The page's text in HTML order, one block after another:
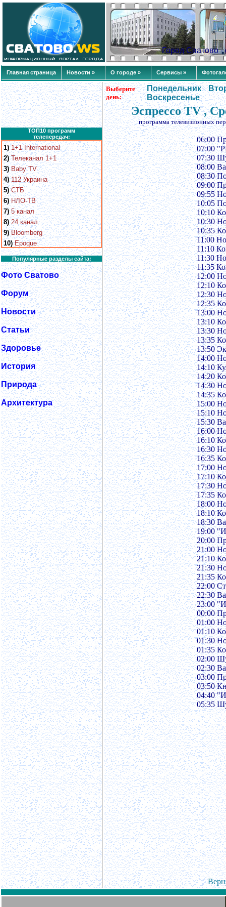
Город Сватово
Главная страница Новости » О городе » Сервисы »
ТОП10 программ
телепередач:
1) 1+1 International
2) Телеканал 1+1
3) Baby TV
4) 112 Украина
5) СТБ
6) НЛО-ТВ
7) 5 канал
8) 24 канал
9) Bloomberg
10) Epoque
Популярные разделы сайта:
Фото Сватово
Форум
Новости
Статьи
Здоровье
История
Природа
Архитектура
Выберите
день:
Понедельник
Воскресенье
Эспрессо TV ,
программа телевизионных
06:00
07:00
07:30
08:00
08:30
09:00
09:55
10:05
10:10
10:30
10:35
11:00
11:10
11:30
11:35
12:00
12:10
12:30
12:35
13:00
13:10
13:30
13:35
13:50
14:00
14:10
14:20
14:30
14:35
15:00
15:10
15:30
16:00
16:10
16:30
16:35
17:00
17:10
17:30
17:35
18:00
18:10
18:30
19:00
20:00
21:00
21:10
21:30
21:35
22:00
22:30
23:00
00:00
01:00
01:10
01:30
01:35
02:00
02:30
03:00
03:50
04:40
05:35